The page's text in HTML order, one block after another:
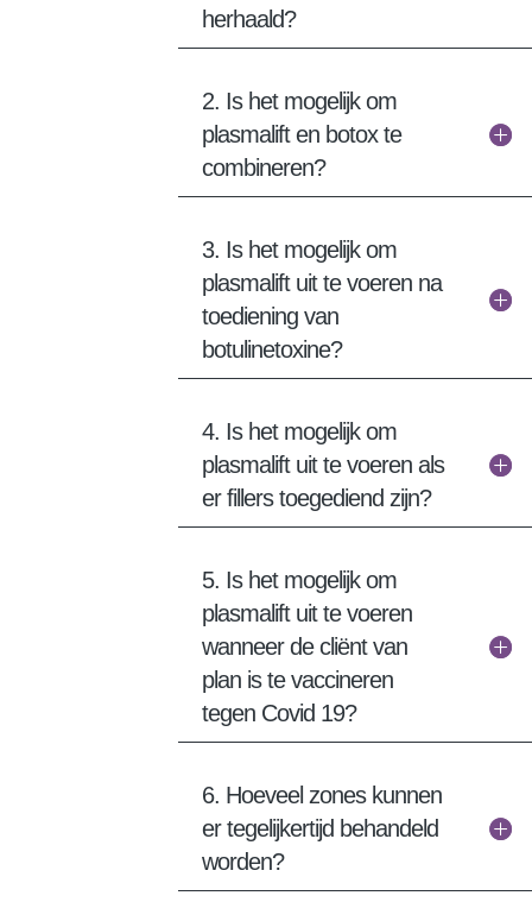
herhaald?
2. Is het mogelijk om
plasmalift en botox te
combineren?
3. Is het mogelijk om
plasmalift uit te voeren na
toediening van
botulinetoxine?
4. Is het mogelijk om
plasmalift uit te voeren als
er fillers toegediend zijn?
5. Is het mogelijk om
plasmalift uit te voeren
wanneer de cliënt van
plan is te vaccineren
tegen Covid 19?
6. Hoeveel zones kunnen
er tegelijkertijd behandeld
worden?